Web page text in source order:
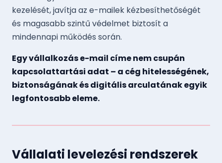
kezelését, javítja az e-mailek kézbesíthetőségét
és magasabb szintű védelmet biztosít a
mindennapi működés során.
Egy vállalkozás e-mail címe nem csupán
kapcsolattartási adat – a cég hitelességének,
biztonságának és digitális arculatának egyik
legfontosabb eleme.
Vállalati levelezési rendszerek